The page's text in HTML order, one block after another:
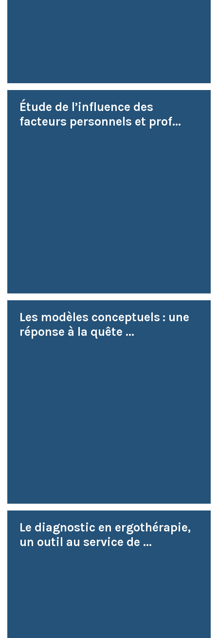
Étude de l’influence des
facteurs personnels et prof...
Les modèles conceptuels : une
réponse à la quête ...
Le diagnostic en ergothérapie,
un outil au service de ...